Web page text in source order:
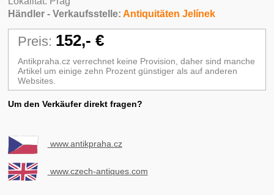
Händler - Verkaufsstelle:Antiquitäten Jelínek
Preis: 152,- €
Antikpraha.cz verrechnet keine Provision, daher sind manche
Artikel um einige zehn Prozent günstiger als auf anderen
Websites.
Um den Verkäufer direkt fragen?
www.antikpraha.cz
www.czech-antiques.com